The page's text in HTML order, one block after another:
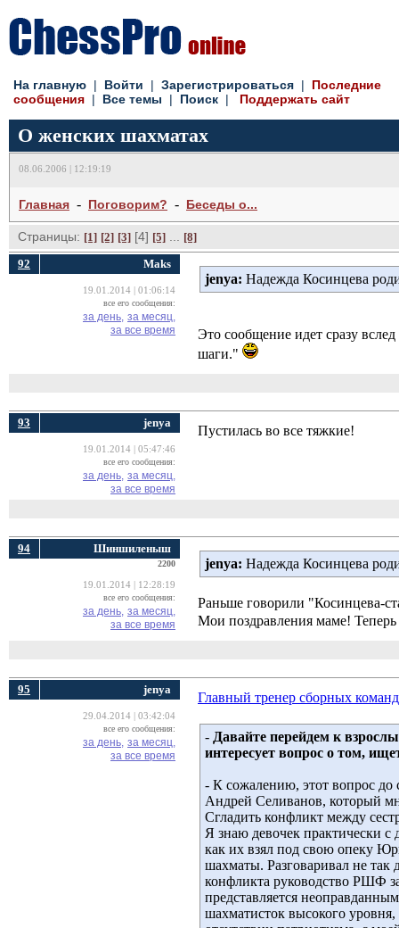
На главную | Войти | Зарегистрироваться | Последние
сообщения | Все темы | Поиск | Поддержать сайт
О женских шахматах
08.06.2006 | 12:19:19
Главная - Поговорим? - Беседы о...
Страницы: [1] [2] [3] [4] [5]
[8]
92
Maks
19.01.2014 | 01:06:14
все его сообщения:
за день, за месяц,
за все время
jenya: Надежда Косинцева
Это сообщение идет сразу
шаги."
93 jenya
19.01.2014 | 05:47:46
все его сообщения:
за день, за месяц,
за все время
Пустилась во все тяжкие!
94 Шиншиленыш
2200
19.01.2014 | 12:28:19
все его сообщения:
за день, за месяц,
за все время
jenya: Надежда Косинцева
Раньше говорили "Косинцева-
Мои поздравления маме! Теперь
95 jenya
29.04.2014 | 03:42:04
все его сообщения:
за день, за месяц,
за все время
Главный тренер сборных
- Давайте перейдем к
интересует вопрос о том,
- К сожалению, этот вопрос до
Андрей Селиванов, который
Сгладить конфликт между
Я знаю девочек практически с
как их взял под свою опеку
шахматы. Разговаривал не
конфликта руководство РШФ
представляется
шахматисток высокого